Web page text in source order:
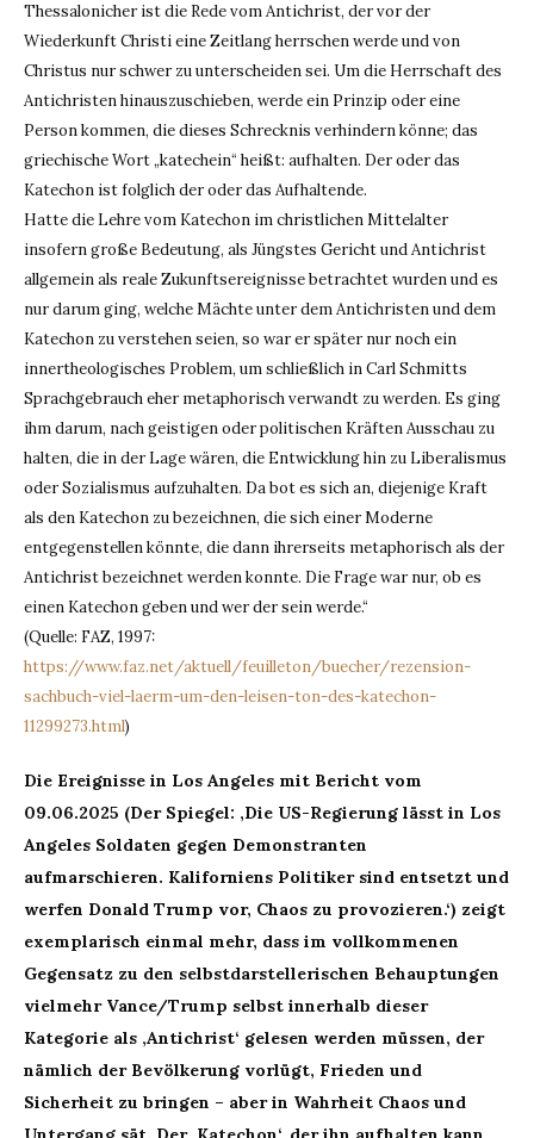
Thessalonicher ist die Rede vom Antichrist, der vor der
Wiederkunft Christi eine Zeitlang herrschen werde und von
Christus nur schwer zu unterscheiden sei. Um die Herrschaft des
Antichristen hinauszuschieben, werde ein Prinzip oder eine
Person kommen, die dieses Schrecknis verhindern könne; das
griechische Wort „katechein“ heißt: aufhalten. Der oder das
Katechon ist folglich der oder das Aufhaltende.
Hatte die Lehre vom Katechon im christlichen Mittelalter
insofern große Bedeutung, als Jüngstes Gericht und Antichrist
allgemein als reale Zukunftsereignisse betrachtet wurden und es
nur darum ging, welche Mächte unter dem Antichristen und dem
Katechon zu verstehen seien, so war er später nur noch ein
innertheologisches Problem, um schließlich in Carl Schmitts
Sprachgebrauch eher metaphorisch verwandt zu werden. Es ging
ihm darum, nach geistigen oder politischen Kräften Ausschau zu
halten, die in der Lage wären, die Entwicklung hin zu Liberalismus
oder Sozialismus aufzuhalten. Da bot es sich an, diejenige Kraft
als den Katechon zu bezeichnen, die sich einer Moderne
entgegenstellen könnte, die dann ihrerseits metaphorisch als der
Antichrist bezeichnet werden konnte. Die Frage war nur, ob es
einen Katechon geben und wer der sein werde.“
(Quelle: FAZ, 1997:
https://www.faz.net/aktuell/feuilleton/buecher/rezension-
sachbuch-viel-laerm-um-den-leisen-ton-des-katechon-
11299273.html)
Die Ereignisse in Los Angeles mit Bericht vom
09.06.2025 (Der Spiegel: ‚Die US-Regierung lässt in Los
Angeles Soldaten gegen Demonstranten
aufmarschieren. Kaliforniens Politiker sind entsetzt und
werfen Donald Trump vor, Chaos zu provozieren.‘) zeigt
exemplarisch einmal mehr, dass im vollkommenen
Gegensatz zu den selbstdarstellerischen Behauptungen
vielmehr Vance/Trump selbst innerhalb dieser
Kategorie als ‚Antichrist‘ gelesen werden müssen, der
nämlich der Bevölkerung vorlügt, Frieden und
Sicherheit zu bringen – aber in Wahrheit Chaos und